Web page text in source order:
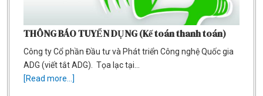
THÔNG BÁO TUYỂN DỤNG (Kế toán thanh toán)
Công ty Cổ phần Đầu tư và Phát triển Công nghệ Quốc gia
ADG (viết tắt ADG). Tọa lạc tại…
[Read more...]